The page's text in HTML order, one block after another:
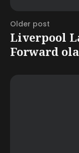
Older post
Liverpool
Forward